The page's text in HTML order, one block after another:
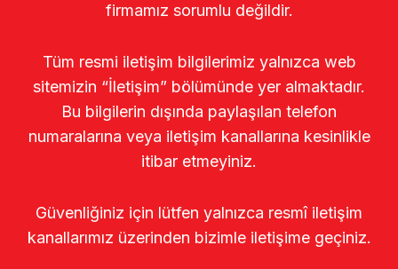
firmamız sorumlu değildir.
Tüm resmi iletişim bilgilerimiz yalnızca web
sitemizin “İletişim” bölümünde yer almaktadır.
Bu bilgilerin dışında paylaşılan telefon
numaralarına veya iletişim kanallarına kesinlikle
itibar etmeyiniz.
Güvenliğiniz için lütfen yalnızca resmî iletişim
kanallarımız üzerinden bizimle iletişime geçiniz.